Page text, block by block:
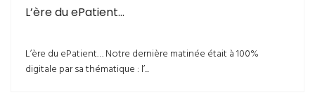
L’ère du ePatient…
L’ère du ePatient… Notre dernière matinée était à 100%
digitale par sa thématique : l’...